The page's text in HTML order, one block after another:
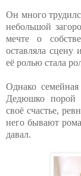
Он много
небольшой
мечте о
оставляла сцену
её ролью стала
Однако
Дедюшко порой
своё счастье,
него бывают
давал.